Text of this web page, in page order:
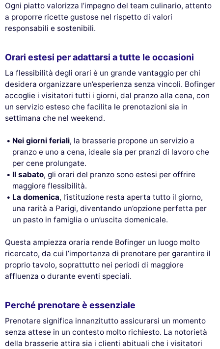
Ogni piatto valorizza l’impegno del team culinario, attento
a proporre ricette gustose nel rispetto di valori
responsabili e sostenibili.
Orari estesi per adattarsi a tutte le occasioni
La flessibilità degli orari è un grande vantaggio per chi
desidera organizzare un’esperienza senza vincoli. Bofinger
accoglie i visitatori tutti i giorni, dal pranzo alla cena, con
un servizio esteso che facilita le prenotazioni sia in
settimana che nel weekend.
Nei giorni feriali, la brasserie propone un servizio a
pranzo e uno a cena, ideale sia per pranzi di lavoro che
per cene prolungate.
Il sabato, gli orari del pranzo sono estesi per offrire
maggiore flessibilità.
La domenica, l’istituzione resta aperta tutto il giorno,
una rarità a Parigi, diventando un’opzione perfetta per
un pasto in famiglia o un’uscita domenicale.
Questa ampiezza oraria rende Bofinger un luogo molto
ricercato, da cui l’importanza di prenotare per garantire il
proprio tavolo, soprattutto nei periodi di maggiore
affluenza o durante eventi speciali.
Perché prenotare è essenziale
Prenotare significa innanzitutto assicurarsi un momento
senza attese in un contesto molto richiesto. La notorietà
della brasserie attira sia i clienti abituali che i visitatori